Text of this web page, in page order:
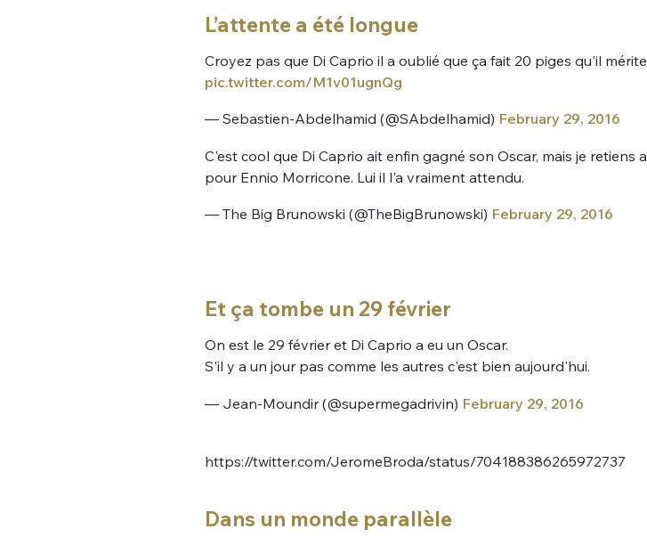
L’attente a été longue
Croyez pas que Di Caprio il a oublié que ça fait 20 piges qu'il
pic.twitter.com/M1v01ugnQg
— Sebastien-Abdelhamid (@SAbdelhamid) February 29, 2016
C'est cool que Di Caprio ait enfin gagné son Oscar, mais je retiens
pour Ennio Morricone. Lui il l'a vraiment attendu.
— The Big Brunowski (@TheBigBrunowski) February 29, 2016
Et ça tombe un 29 février
On est le 29 février et Di Caprio a eu un Oscar.
S'il y a un jour pas comme les autres c'est bien aujourd'hui.
— Jean-Moundir (@supermegadrivin) February 29, 2016
https://twitter.com/JeromeBroda/status/704188386265972737
Dans un monde parallèle
Bienvenue !
PSEUDO*
EMAIL*
JE M'INSCRIS
VOTRE PARTICIPATION
Quelques
C'EST PARTI
Ma